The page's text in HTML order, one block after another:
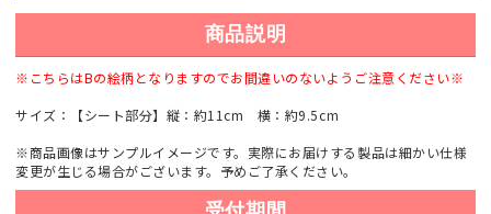
商品説明
※こちらはBの絵柄となりますのでお間違いのないようご注意ください※
サイズ：【シート部分】縦：約11cm 横：約9.5cm
※商品画像はサンプルイメージです。実際にお届けする製品は細かい仕様
変更が生じる場合がございます。予めご了承ください。